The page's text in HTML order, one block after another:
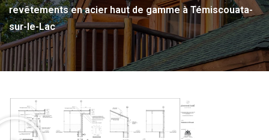
revêtements en acier haut de gamme à Témiscouata-
sur-le-Lac